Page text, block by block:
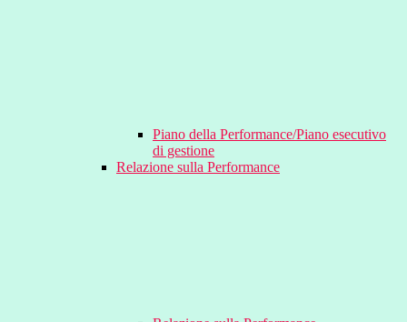
Piano della Performance/Piano esecutivo
di gestione
Relazione sulla Performance